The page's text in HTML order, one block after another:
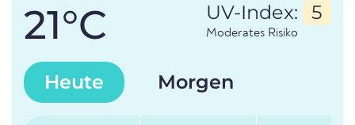
21°C UV-Index: 5
Moderates Risiko
Heute Morgen